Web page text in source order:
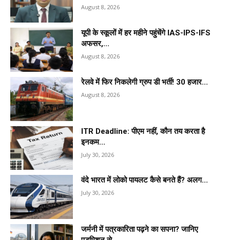
August 8, 2026
यूपी के स्कूलों में हर महीने पहुंचेंगे IAS-IPS-IFS
अफसर,...
August 8, 2026
रेलवे में फिर निकलेगी ग्रुप डी भर्ती! 30 हजार...
August 8, 2026
ITR Deadline: पीएम नहीं, कौन तय करता है
इनकम...
July 30, 2026
वंदे भारत में लोको पायलट कैसे बनते हैं? अलग...
July 30, 2026
जर्मनी में पत्रकारिता पढ़ने का सपना? जानिए